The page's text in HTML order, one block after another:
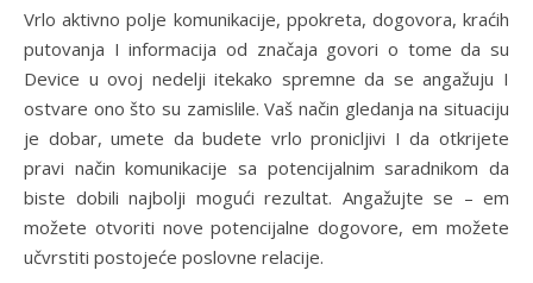
Vrlo aktivno polje komunikacije, ppokreta, dogovora, kraćih
putovanja I informacija od značaja govori o tome da su
Device u ovoj nedelji itekako spremne da se angažuju I
ostvare ono što su zamislile. Vaš način gledanja na situaciju
je dobar, umete da budete vrlo pronicljivi I da otkrijete
pravi način komunikacije sa potencijalnim saradnikom da
biste dobili najbolji mogući rezultat. Angažujte se – em
možete otvoriti nove potencijalne dogovore, em možete
učvrstiti postojeće poslovne relacije.